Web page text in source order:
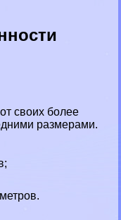
своих более
размерами.